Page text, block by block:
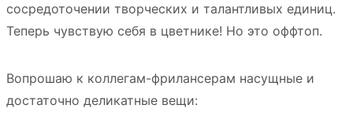
сосредоточении творческих и талантливых единиц.
Теперь чувствую себя в цветнике! Но это оффтоп.
Вопрошаю к коллегам-фрилансерам насущные и
достаточно деликатные вещи: